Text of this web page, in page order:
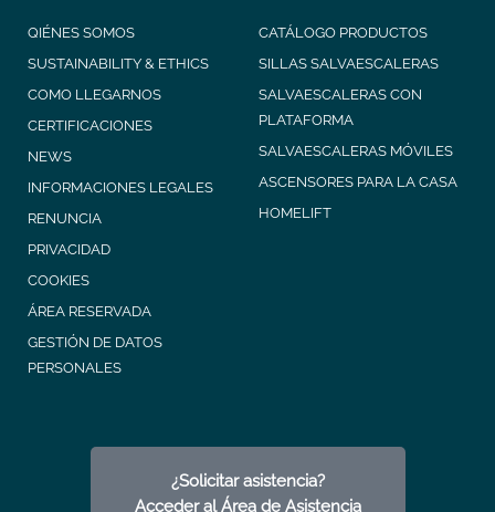
QIÉNES SOMOS
SUSTAINABILITY & ETHICS
COMO LLEGARNOS
CERTIFICACIONES
NEWS
INFORMACIONES LEGALES
RENUNCIA
PRIVACIDAD
COOKIES
ÁREA RESERVADA
GESTIÓN DE DATOS
PERSONALES
CATÁLOGO PRODUCTOS
SILLAS SALVAESCALERAS
SALVAESCALERAS CON
PLATAFORMA
SALVAESCALERAS MÓVILES
ASCENSORES PARA LA CASA
HOMELIFT
¿Solicitar asistencia?
Acceder al Área de Asistencia